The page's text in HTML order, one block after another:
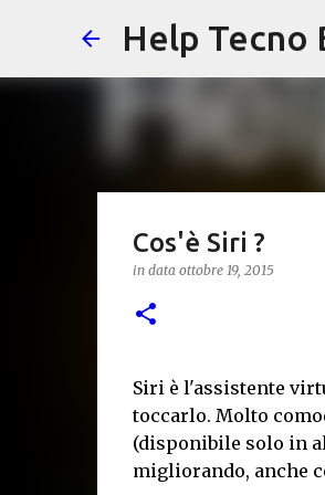
Help Tecno
Cos'è Siri ?
in data ottobre 19, 2015
Siri è l'assistente
toccarlo. Molto
(disponibile solo in
migliorando, anche